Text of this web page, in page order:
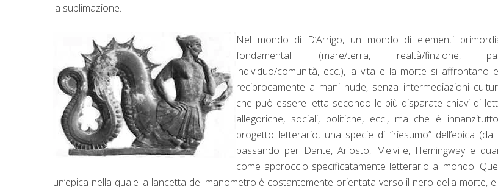
la sublimazione.
Nel mondo di D’Arrigo, un mondo di elementi
fondamentali (mare/terra, realtà/finzione,
individuo/comunità, ecc.), la vita e la morte si affrontano
reciprocamente a mani nude, senza intermediazioni
che può essere letta secondo le più disparate chiavi di
allegoriche, sociali, politiche, ecc., ma che è
progetto letterario, una specie di “riesumo” dell’epica
passando per Dante, Ariosto, Melville, Hemingway e
come approccio specificatamente letterario al mondo.
un’epica nella quale la lancetta del manometro è costantemente orientata verso il nero della morte,